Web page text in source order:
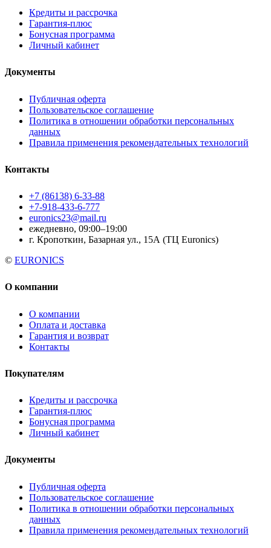
Кредиты и рассрочка
Гарантия-плюс
Бонусная программа
Личный кабинет
Документы
Публичная оферта
Пользовательское соглашение
Политика в отношении обработки персональных
данных
Правила применения рекомендательных технологий
Контакты
+7 (86138) 6-33-88
+7-918-433-6-777
euronics23@mail.ru
ежедневно, 09:00–19:00
г. Кропоткин, Базарная ул., 15А (ТЦ Euronics)
© EURONICS
О компании
О компании
Оплата и доставка
Гарантия и возврат
Контакты
Покупателям
Кредиты и рассрочка
Гарантия-плюс
Бонусная программа
Личный кабинет
Документы
Публичная оферта
Пользовательское соглашение
Политика в отношении обработки персональных
данных
Правила применения рекомендательных технологий